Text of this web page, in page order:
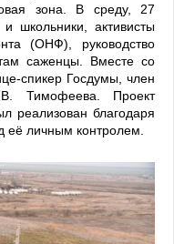
зона. В среду, 27
школьники, активисты
(ОНФ), руководство
саженцы. Вместе со
спикер Госдумы, член
Тимофеева. Проект
реализован благодаря
её личным контролем.